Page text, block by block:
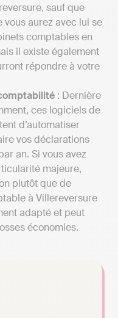
sauf que
aurez avec lui se
comptables en
il existe également
répondre à votre
: Dernière
ces logiciels de
d’automatiser
vos déclarations
an. Si vous avez
majeure,
plutôt que de
à Villereversure
adapté et peut
économies.